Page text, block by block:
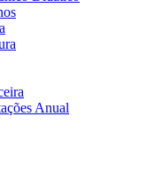
Anual